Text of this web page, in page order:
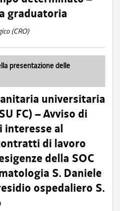
graduatoria
(CRO)
presentazione delle
universitaria
FC) – Avviso di
interesse al
di lavoro
della SOC
S. Daniele
ospedaliero S.